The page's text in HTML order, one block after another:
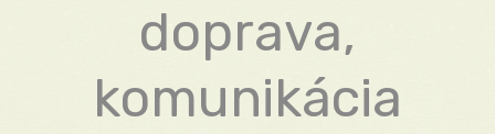
doprava,
komunikácia